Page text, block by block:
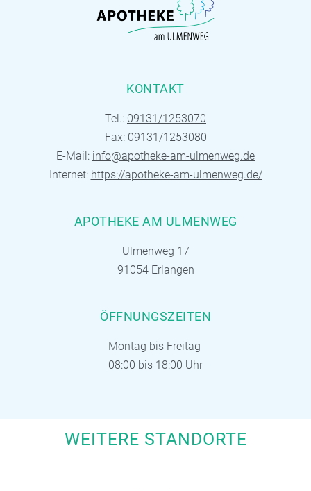
KONTAKT
Tel.: 09131/1253070
Fax: 09131/1253080
E-Mail: info@apotheke-am-ulmenweg.de
Internet: https://apotheke-am-ulmenweg.de/
APOTHEKE AM ULMENWEG
Ulmenweg 17
91054 Erlangen
ÖFFNUNGSZEITEN
Montag bis Freitag
08:00 bis 18:00 Uhr
WEITERE STANDORTE